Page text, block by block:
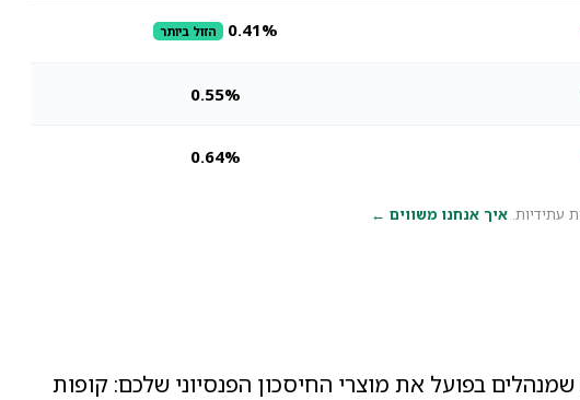
0.41% הזול ביותר
0.55%
0.64%
עתידיות. איך אנחנו משווים ←
בפועל את מוצרי החיסכון הפנסיוני שלכם: קופות